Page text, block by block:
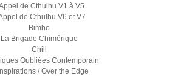
de Cthulhu V1 à V5
de Cthulhu V6 et V7
Bimbo
La Brigade Chimérique
Chill
Oubliées Contemporain
/ Over the Edge